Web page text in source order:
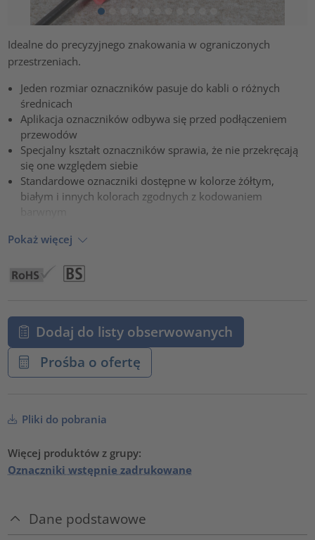
Idealne do precyzyjnego znakowania w ograniczonych
przestrzeniach.
Jeden rozmiar oznaczników pasuje do kabli o różnych
średnicach
Aplikacja oznaczników odbywa się przed podłączeniem
przewodów
Specjalny kształt oznaczników sprawia, że nie przekręcają
się one względem siebie
Standardowe oznaczniki dostępne w kolorze żółtym,
białym i innych kolorach zgodnych z kodowaniem
Pokaż więcej
Dodaj do listy obserwowanych
Prośba o ofertę
Pliki do pobrania
Więcej produktów z grupy:
Oznaczniki wstępnie zadrukowane
Dane podstawowe